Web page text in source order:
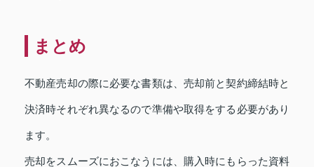
まとめ
不動産売却の際に必要な書類は、売却前と契約締結時と
決済時それぞれ異なるので準備や取得をする必要があり
ます。
売却をスムーズにおこなうには、購入時にもらった資料